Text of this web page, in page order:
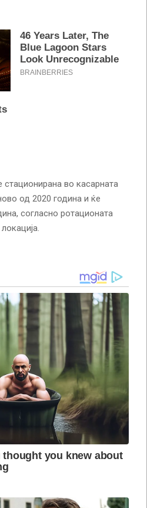
стационирана во касарната
од 2020 година и ќе
согласно ротационата